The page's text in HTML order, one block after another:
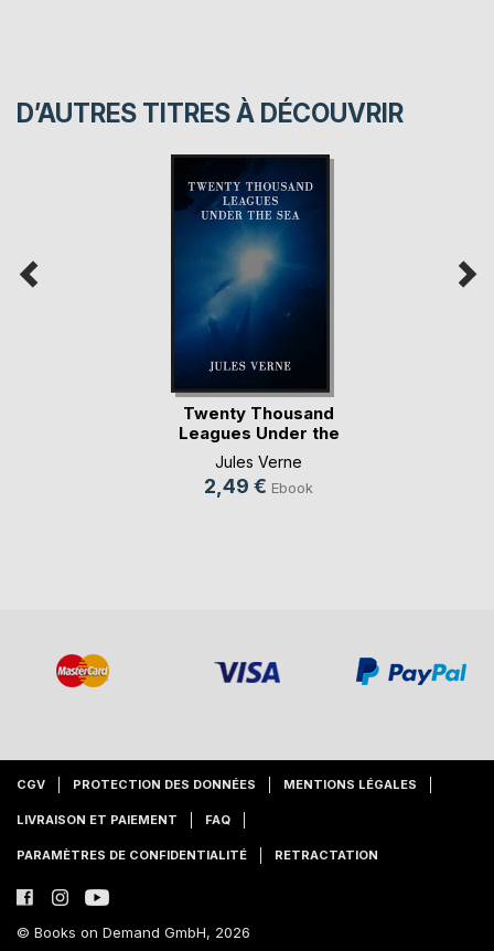
D’AUTRES TITRES À DÉCOUVRIR
Twenty Thousand
Leagues Under the
Sea
Jules Verne
2,49 € Ebook
CGV PROTECTION DES DONNÉES MENTIONS LÉGALES
LIVRAISON ET PAIEMENT FAQ
PARAMÈTRES DE CONFIDENTIALITÉ RETRACTATION
© Books on Demand GmbH, 2026